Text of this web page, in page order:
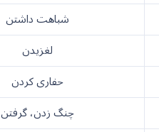
شباهت داشتن
لغزیدن
حفاری کردن
چنگ زدن، گرفتن